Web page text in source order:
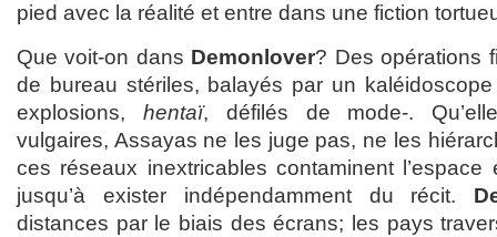
pied avec la réalité et entre dans une fiction
Que voit-on dans Demonlover? Des opérations
de bureau stériles, balayés par un kaléidoscope
explosions, hentaï, défilés de mode-.
vulgaires, Assayas ne les juge pas, ne les
ces réseaux inextricables contaminent l’espace
jusqu’à exister indépendamment du récit.
distances par le biais des écrans; les pays